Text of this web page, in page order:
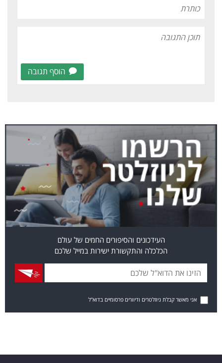
הוסף תגובה
העידכונים והסיפורים החמים של עולם
הכלכלה והתקשורת ישירות במייל שלכם
אני מאשר קבלת ניוזלטרים ודיוורים פרסומיים בדוא"ל